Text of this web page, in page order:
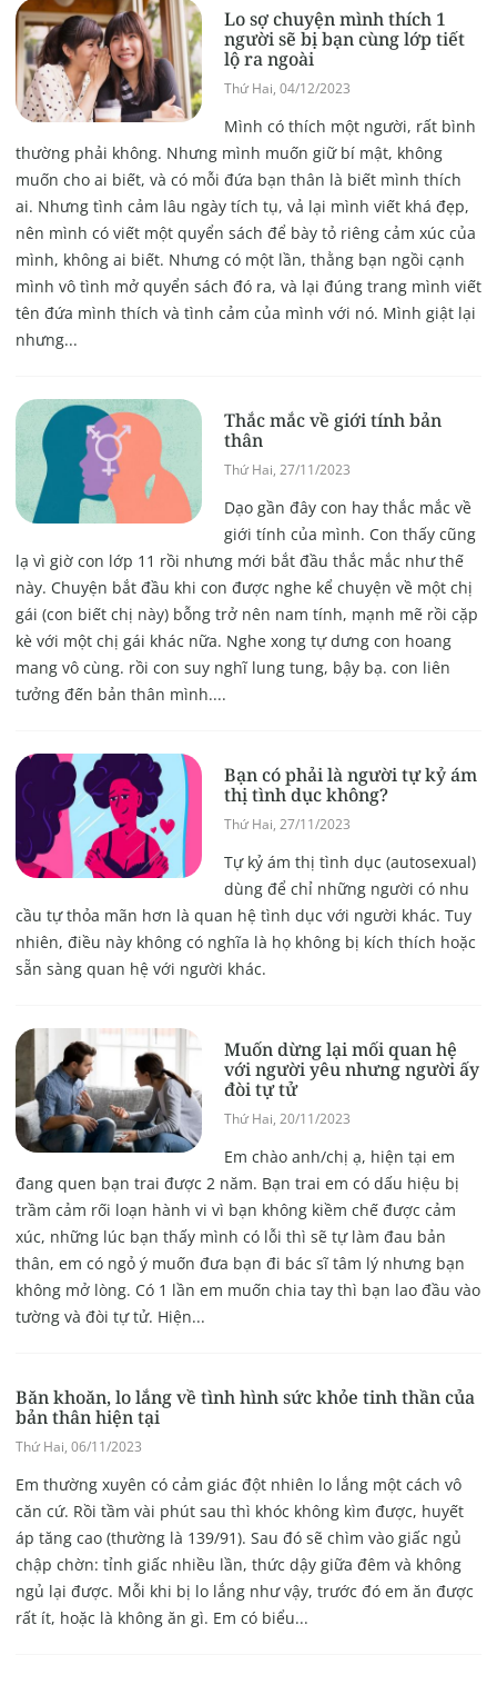
Lo sợ chuyện mình thích 1
người sẽ bị bạn cùng lớp tiết
lộ ra ngoài
Thứ Hai, 04/12/2023
Mình có thích một người, rất bình
thường phải không. Nhưng mình muốn giữ bí mật, không
muốn cho ai biết, và có mỗi đứa bạn thân là biết mình thích
ai. Nhưng tình cảm lâu ngày tích tụ, vả lại mình viết khá đẹp,
nên mình có viết một quyển sách để bày tỏ riêng cảm xúc của
mình, không ai biết. Nhưng có một lần, thằng bạn ngồi cạnh
mình vô tình mở quyển sách đó ra, và lại đúng trang mình viết
tên đứa mình thích và tình cảm của mình với nó. Mình giật lại
nhưng...
Thắc mắc về giới tính bản
thân
Thứ Hai, 27/11/2023
Dạo gần đây con hay thắc mắc về
giới tính của mình. Con thấy cũng
lạ vì giờ con lớp 11 rồi nhưng mới bắt đầu thắc mắc như thế
này. Chuyện bắt đầu khi con được nghe kể chuyện về một chị
gái (con biết chị này) bỗng trở nên nam tính, mạnh mẽ rồi cặp
kè với một chị gái khác nữa. Nghe xong tự dưng con hoang
mang vô cùng. rồi con suy nghĩ lung tung, bậy bạ. con liên
tưởng đến bản thân mình....
Bạn có phải là người tự kỷ ám
thị tình dục không?
Thứ Hai, 27/11/2023
Tự kỷ ám thị tình dục (autosexual)
dùng để chỉ những người có nhu
cầu tự thỏa mãn hơn là quan hệ tình dục với người khác. Tuy
nhiên, điều này không có nghĩa là họ không bị kích thích hoặc
sẵn sàng quan hệ với người khác.
Muốn dừng lại mối quan hệ
với người yêu nhưng người ấy
đòi tự tử
Thứ Hai, 20/11/2023
Em chào anh/chị ạ, hiện tại em
đang quen bạn trai được 2 năm. Bạn trai em có dấu hiệu bị
trầm cảm rối loạn hành vi vì bạn không kiềm chế được cảm
xúc, những lúc bạn thấy mình có lỗi thì sẽ tự làm đau bản
thân, em có ngỏ ý muốn đưa bạn đi bác sĩ tâm lý nhưng bạn
không mở lòng. Có 1 lần em muốn chia tay thì bạn lao đầu vào
tường và đòi tự tử. Hiện...
Băn khoăn, lo lắng về tình hình sức khỏe tinh thần của
bản thân hiện tại
Thứ Hai, 06/11/2023
Em thường xuyên có cảm giác đột nhiên lo lắng một cách vô
căn cứ. Rồi tầm vài phút sau thì khóc không kìm được, huyết
áp tăng cao (thường là 139/91). Sau đó sẽ chìm vào giấc ngủ
chập chờn: tỉnh giấc nhiều lần, thức dậy giữa đêm và không
ngủ lại được. Mỗi khi bị lo lắng như vậy, trước đó em ăn được
rất ít, hoặc là không ăn gì. Em có biểu...